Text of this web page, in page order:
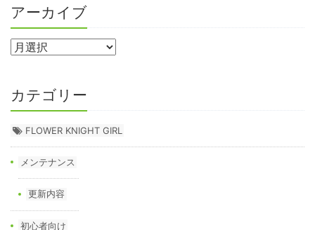
アーカイブ
カテゴリー
FLOWER KNIGHT GIRL
メンテナンス
更新内容
初心者向け